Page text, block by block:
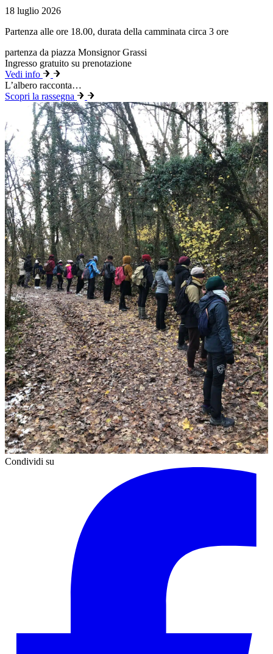
18 luglio 2026
Partenza alle ore 18.00, durata della camminata circa 3 ore
partenza da piazza Monsignor Grassi
Ingresso gratuito su prenotazione
Vedi info
L’albero racconta…
Scopri la rassegna
Condividi su